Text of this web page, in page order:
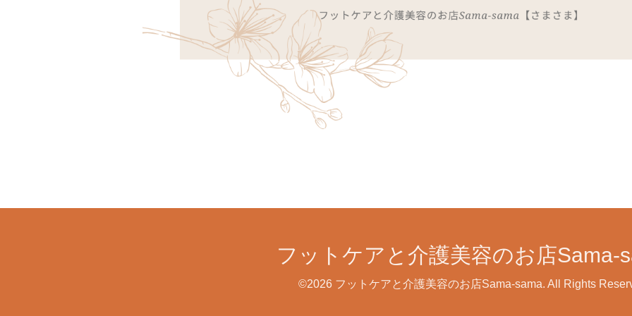
フットケアと介護美容のお店Sama-
©2026 フットケアと介護美容のお店Sama-sama. All Rights